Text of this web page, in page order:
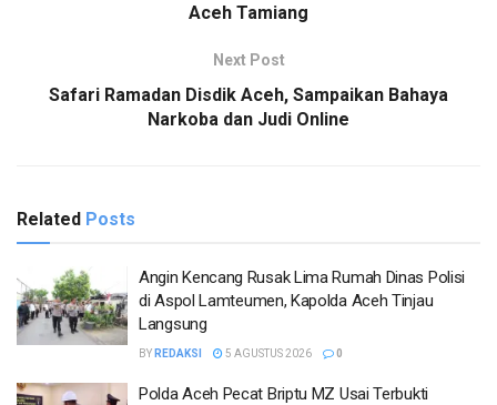
Aceh Tamiang
Next Post
Safari Ramadan Disdik Aceh, Sampaikan Bahaya
Narkoba dan Judi Online
Related Posts
Angin Kencang Rusak Lima Rumah Dinas Polisi
di Aspol Lamteumen, Kapolda Aceh Tinjau
Langsung
BY REDAKSI 5 AGUSTUS 2026 0
Polda Aceh Pecat Briptu MZ Usai Terbukti